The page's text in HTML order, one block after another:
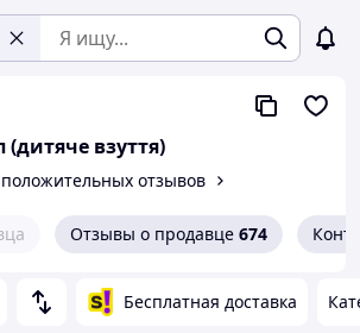
(дитяче взуття)
отзывов
Отзывы о продавце 674
Бесплатная доставка